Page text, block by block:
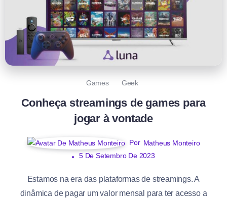
Games Geek
Conheça streamings de games para
jogar à vontade
Por Matheus Monteiro
5 De Setembro De 2023
Estamos na era das plataformas de streamings. A
dinâmica de pagar um valor mensal para ter acesso a